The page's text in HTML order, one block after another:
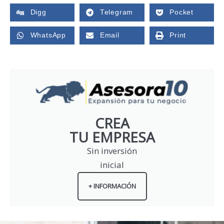
Digg Telegram Pocket
WhatsApp Email Print
CREA
TU EMPRESA
Sin inversión
inicial
+ INFORMACIÓN